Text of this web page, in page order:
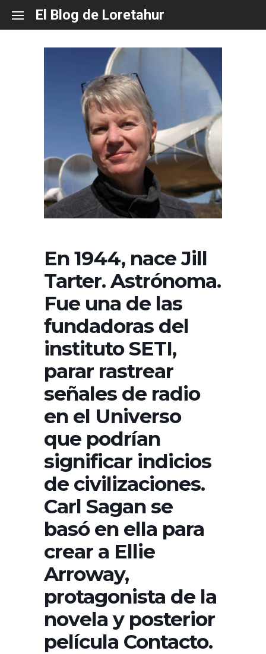
content
El Blog de Loretahur
En 1944, nace Jill
Tarter. Astrónoma.
Fue una de las
fundadoras del
instituto SETI,
parar rastrear
señales de radio
en el Universo
que podrían
significar indicios
de civilizaciones.
Carl Sagan se
basó en ella para
crear a Ellie
Arroway,
protagonista de la
novela y posterior
película Contacto.